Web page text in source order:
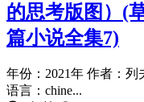
的思考版图）(
篇小说全集7)
年份：2021年 作者：列
语言：chine...